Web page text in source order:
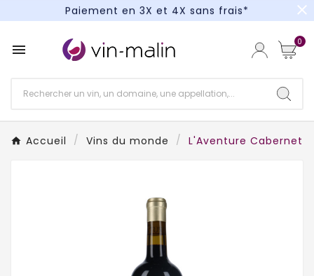
Paiement en 3X et 4X sans frais*
Paiement en 3X et 4X sans frais*
close
 0
Accueil Vins du monde L'Aventure Cabernet